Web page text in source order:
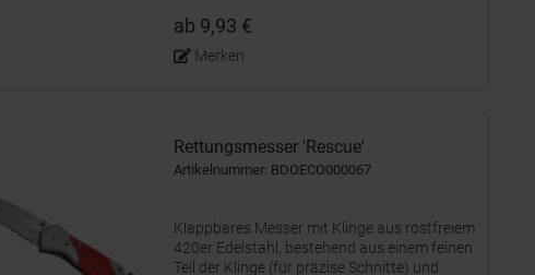
andere Survival- oder Outdoor-Fans. Das
verwendete Buchenholz stammt aus...
ab 9,93 €
Merken
Rettungsmesser 'Rescue'
Artikelnummer: BDOECO000067
Klappbares Messer mit Klinge aus rostfreiem
420er Edelstahl, bestehend aus einem feinen
Teil der Klinge (für präzise Schnitte) und